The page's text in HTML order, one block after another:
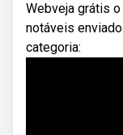
Webveja grátis
notáveis
categoria: